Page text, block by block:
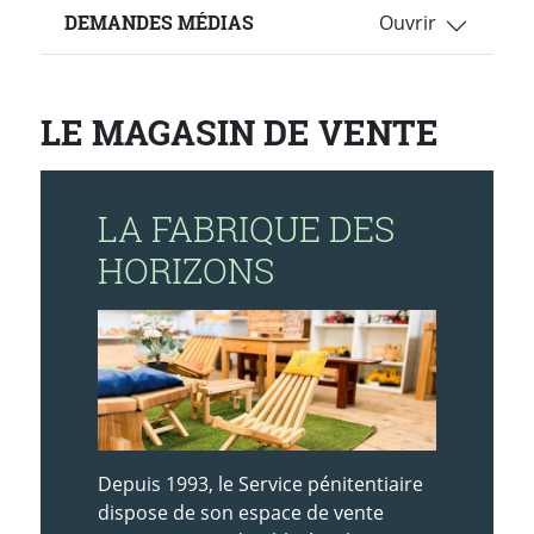
DEMANDES MÉDIAS
LE MAGASIN DE VENTE
LA FABRIQUE DES
HORIZONS
Depuis 1993, le Service pénitentiaire
dispose de son espace de vente